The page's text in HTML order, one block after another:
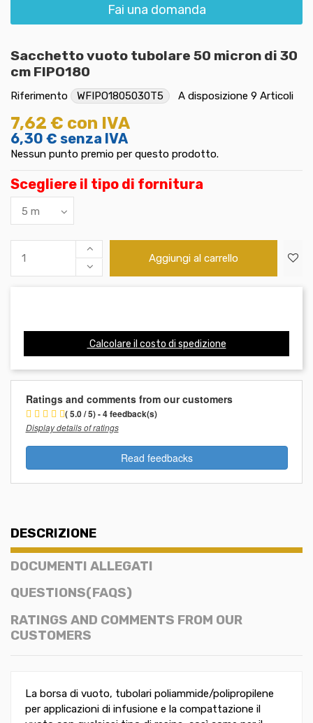
Fai una domanda
Sacchetto vuoto tubolare 50 micron di 30
cm FIPO180
Riferimento WFIPO1805030T5 A disposizione 9 Articoli
7,62 € con IVA
6,30 € senza IVA
Nessun punto premio per questo prodotto.
Scegliere il tipo di fornitura
Aggiungi al carrello
Calcolare il costo di spedizione
Ratings and comments from our customers
( 5.0 / 5) - 4 feedback(s)
Display details of ratings
Read feedbacks
DESCRIZIONE
DOCUMENTI ALLEGATI
QUESTIONS(FAQS)
RATINGS AND COMMENTS FROM OUR
CUSTOMERS
La borsa di vuoto, tubolari poliammide/polipropilene
per applicazioni di infusione e la compattazione il